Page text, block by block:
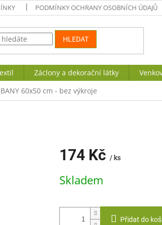
PODMÍNKY OCHRANY OSOBNÍCH ÚDAJŮ
HLEDAT
Záclony a dekorační látky
BANY 60x50 cm - bez výkroje
174 Kč / ks
cena:
Skladem
Přidat do